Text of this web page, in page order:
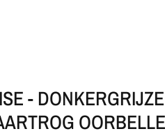
- DONKERGRIJZE